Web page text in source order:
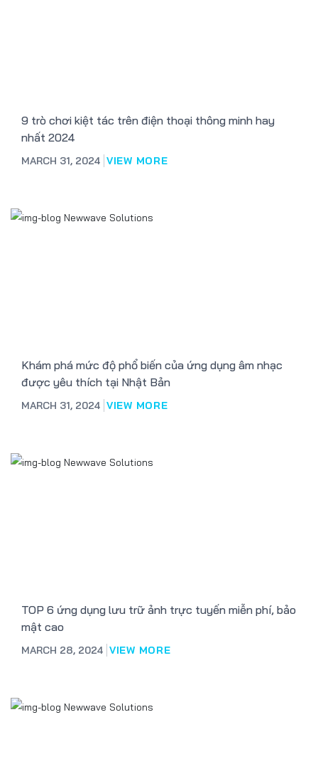
9 trò chơi kiệt tác trên điện thoại thông minh hay
nhất 2024
MARCH 31, 2024 VIEW MORE
Khám phá mức độ phổ biến của ứng dụng âm nhạc
được yêu thích tại Nhật Bản
MARCH 31, 2024 VIEW MORE
TOP 6 ứng dụng lưu trữ ảnh trực tuyến miễn phí, bảo
mật cao
MARCH 28, 2024 VIEW MORE